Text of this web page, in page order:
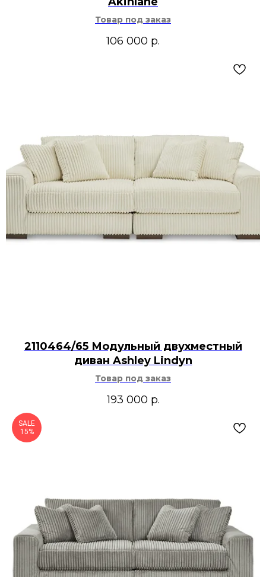
Товар под заказ
106 000 р.
2110464/65 Модульный двухместный
диван Ashley Lindyn
Товар под заказ
193 000 р.
SALE
15%